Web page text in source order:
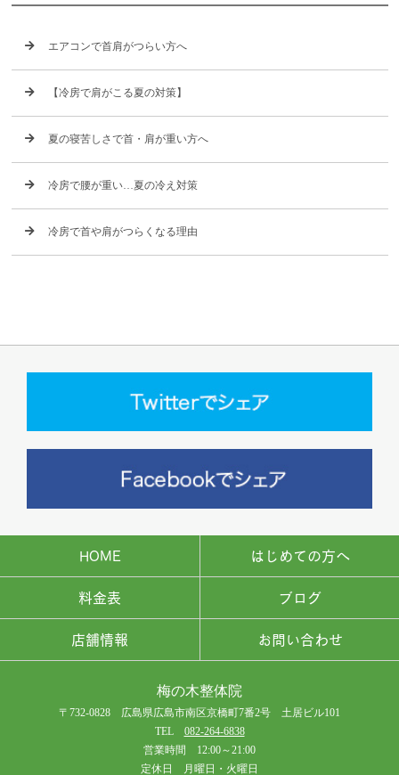
エアコンで首肩がつらい方へ
【冷房で肩がこる夏の対策】
夏の寝苦しさで首・肩が重い方へ
冷房で腰が重い…夏の冷え対策
冷房で首や肩がつらくなる理由
HOME はじめての方へ
料金表 ブログ
店舗情報 お問い合わせ
梅の木整体院
〒732-0828 広島県広島市南区京橋町7番2号 土居ビル101
TEL 082-264-6838
営業時間 12:00～21:00
定休日 月曜日・火曜日